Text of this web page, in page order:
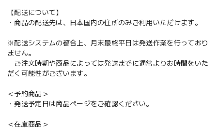
【配送について】
・商品の配送先は、日本国内の住所のみご利用いただけます。
※配送システムの都合上、月末最終平日は発送作業を行っており
ません。
ご注文時期や商品によっては発送までに通常よりお時間をいた
だく可能性がございます。
＜予約商品＞
・発送予定日は商品ページをご確認ください。
＜在庫商品＞